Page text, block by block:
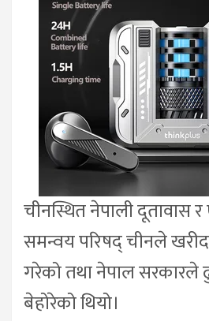
चीनस्थित नेपाली दूतावास र
समन्वय परिषद् चीनले खरीद
गरेको तथा नेपाल सरकारले
बेहोरेको थियो।